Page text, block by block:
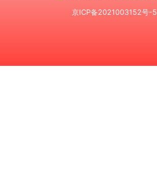
京ICP备2021003152号-5